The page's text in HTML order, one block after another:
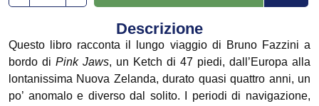
Descrizione
Questo libro racconta il lungo viaggio di Bruno Fazzini a
bordo di Pink Jaws, un Ketch di 47 piedi, dall’Europa alla
lontanissima Nuova Zelanda, durato quasi quattro anni, un
po’ anomalo e diverso dal solito. I periodi di navigazione,